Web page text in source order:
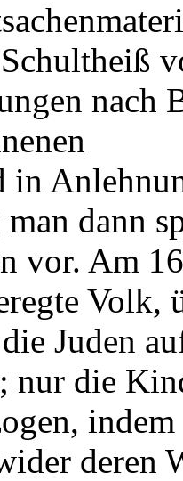
nach
in
dann
vor. Am
Volk,
Juden
nur die
deren